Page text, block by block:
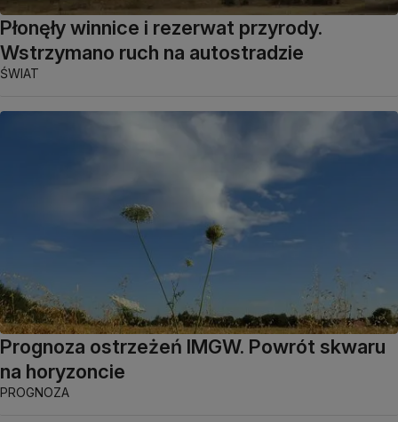
Płonęły winnice i rezerwat przyrody.
Wstrzymano ruch na autostradzie
ŚWIAT
Prognoza ostrzeżeń IMGW. Powrót skwaru
na horyzoncie
PROGNOZA